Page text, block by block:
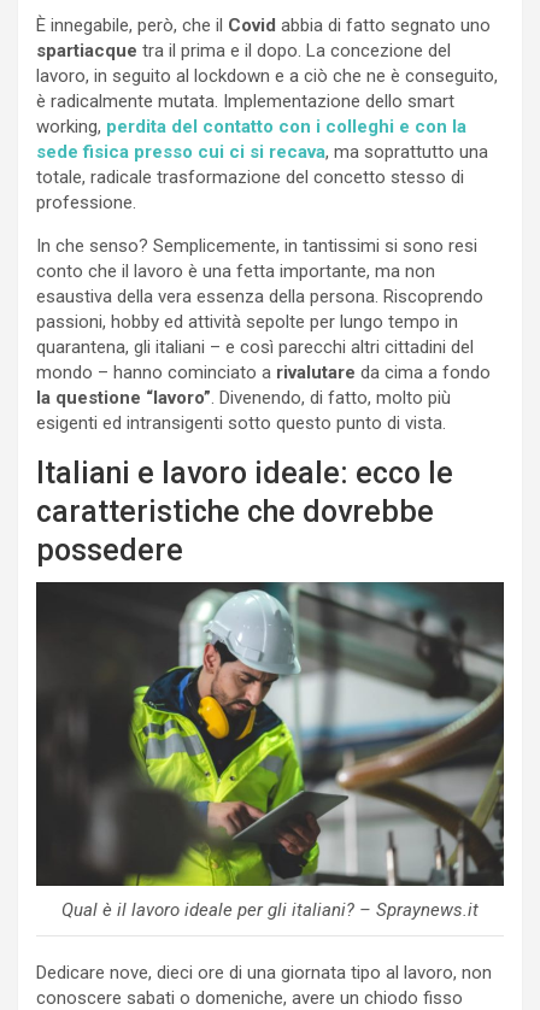
È innegabile, però, che il Covid abbia di fatto segnato uno
spartiacque tra il prima e il dopo. La concezione del
lavoro, in seguito al lockdown e a ciò che ne è conseguito,
è radicalmente mutata. Implementazione dello smart
working, perdita del contatto con i colleghi e con la
sede fisica presso cui ci si recava, ma soprattutto una
totale, radicale trasformazione del concetto stesso di
professione.
In che senso? Semplicemente, in tantissimi si sono resi
conto che il lavoro è una fetta importante, ma non
esaustiva della vera essenza della persona. Riscoprendo
passioni, hobby ed attività sepolte per lungo tempo in
quarantena, gli italiani – e così parecchi altri cittadini del
mondo – hanno cominciato a rivalutare da cima a fondo
la questione “lavoro”. Divenendo, di fatto, molto più
esigenti ed intransigenti sotto questo punto di vista.
Italiani e lavoro ideale: ecco le
caratteristiche che dovrebbe
possedere
Qual è il lavoro ideale per gli italiani? – Spraynews.it
Dedicare nove, dieci ore di una giornata tipo al lavoro, non
conoscere sabati o domeniche, avere un chiodo fisso